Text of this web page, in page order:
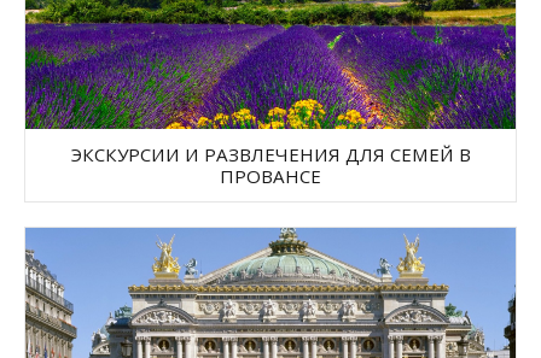
ЭКСКУРСИИ И РАЗВЛЕЧЕНИЯ ДЛЯ СЕМЕЙ В
ПРОВАНСЕ